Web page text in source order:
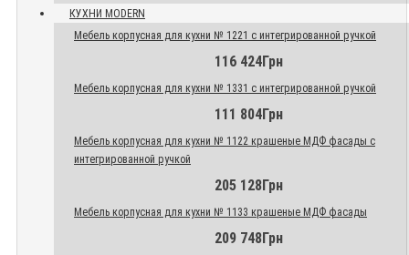
КУХНИ MODERN
Мебель корпусная для кухни № 1221 с интегрированной ручкой
116 424Грн
Мебель корпусная для кухни № 1331 с интегрированной ручкой
111 804Грн
Мебель корпусная для кухни № 1122 крашеные МДФ фасады с
интегрированной ручкой
205 128Грн
Мебель корпусная для кухни № 1133 крашеные МДФ фасады
209 748Грн